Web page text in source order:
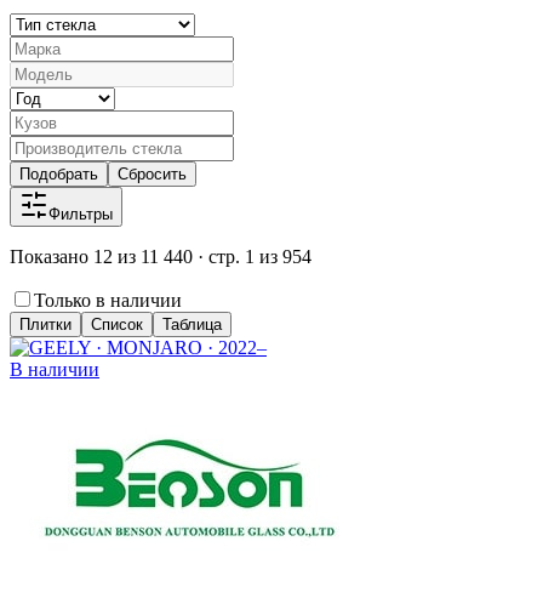
Подобрать Сбросить
Фильтры
Показано 12 из 11 440 · стр. 1 из 954
Только в наличии
Плитки Список Таблица
В наличии